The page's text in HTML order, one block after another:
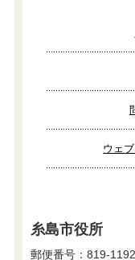
ウェ
糸島市役所
郵便番号：819-